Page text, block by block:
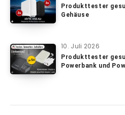
Produkttester
Gehäuse
10. Juli 2026
Produkttester
Powerbank und